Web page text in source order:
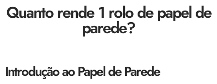
Quanto rende 1 rolo de papel de
parede?
Introdução ao Papel de Parede